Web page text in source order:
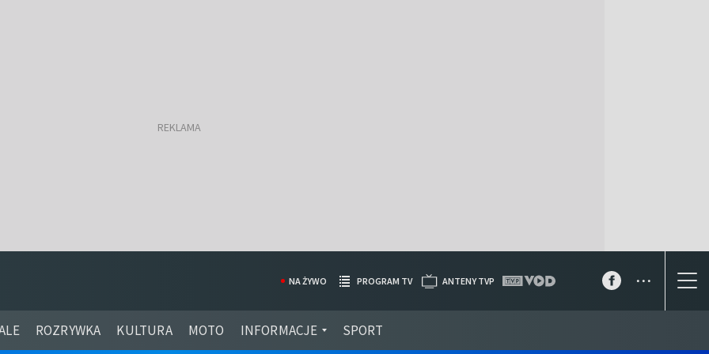
ROZRYWKA KULTURA MOTO INFORMACJE SPORT
NA ŻYWO PROGRAM TV ANTENY TVP ...